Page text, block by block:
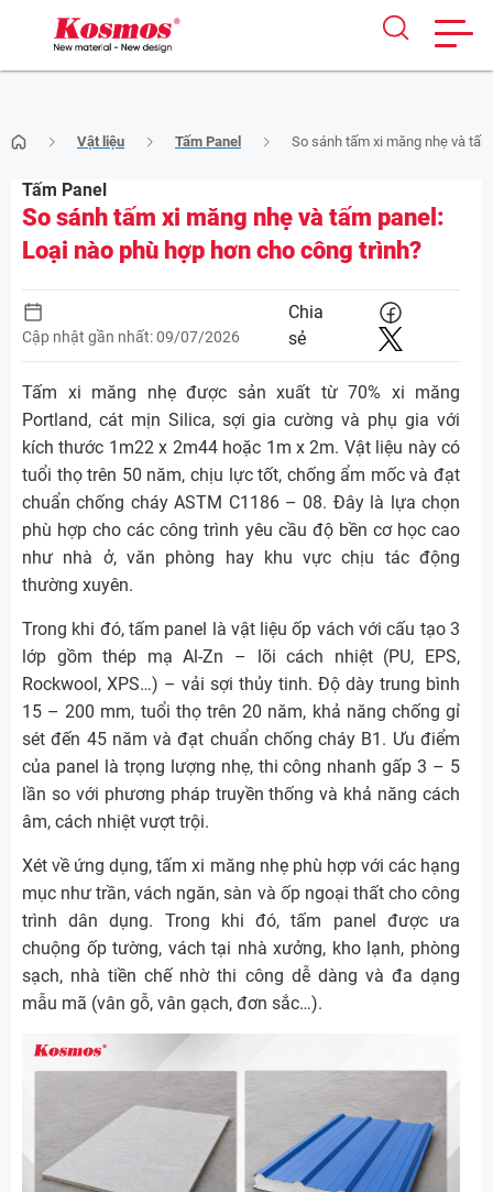
to
content
Vật liệu Tấm Panel So sánh tấm xi măng nhẹ và
Tấm Panel
So sánh tấm xi măng nhẹ và tấm panel:
Loại nào phù hợp hơn cho công trình?
Cập nhật gần nhất: 09/07/2026
Chia
sẻ
Tấm xi măng nhẹ được sản xuất từ 70% xi măng
Portland, cát mịn Silica, sợi gia cường và phụ gia với
kích thước 1m22 x 2m44 hoặc 1m x 2m. Vật liệu này có
tuổi thọ trên 50 năm, chịu lực tốt, chống ẩm mốc và đạt
chuẩn chống cháy ASTM C1186 – 08. Đây là lựa chọn
phù hợp cho các công trình yêu cầu độ bền cơ học cao
như nhà ở, văn phòng hay khu vực chịu tác động
thường xuyên.
Trong khi đó, tấm panel là vật liệu ốp vách với cấu tạo 3
lớp gồm thép mạ Al-Zn – lõi cách nhiệt (PU, EPS,
Rockwool, XPS…) – vải sợi thủy tinh. Độ dày trung bình
15 – 200 mm, tuổi thọ trên 20 năm, khả năng chống gỉ
sét đến 45 năm và đạt chuẩn chống cháy B1. Ưu điểm
của panel là trọng lượng nhẹ, thi công nhanh gấp 3 – 5
lần so với phương pháp truyền thống và khả năng cách
âm, cách nhiệt vượt trội.
Xét về ứng dụng, tấm xi măng nhẹ phù hợp với các hạng
mục như trần, vách ngăn, sàn và ốp ngoại thất cho công
trình dân dụng. Trong khi đó, tấm panel được ưa
chuộng ốp tường, vách tại nhà xưởng, kho lạnh, phòng
sạch, nhà tiền chế nhờ thi công dễ dàng và đa dạng
mẫu mã (vân gỗ, vân gạch, đơn sắc…).